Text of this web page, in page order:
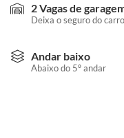
2 Vagas de
Deixa o seguro do
Andar baixo
Abaixo do 5º andar